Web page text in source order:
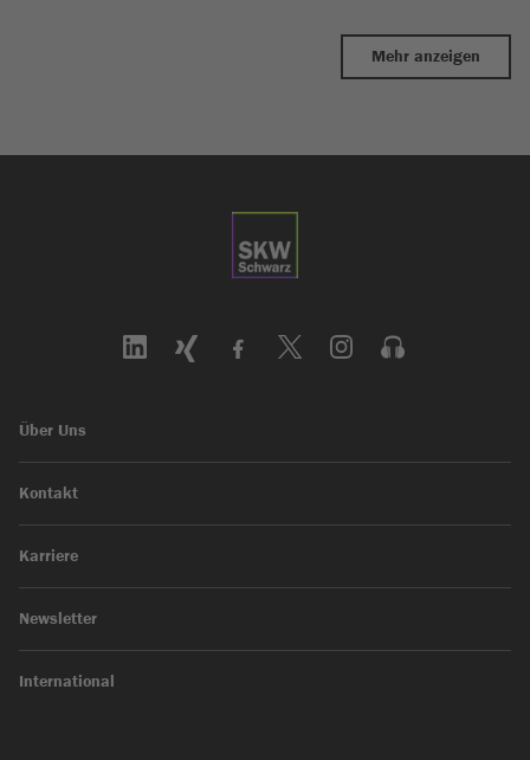
Mehr anzeigen
Über Uns
Kontakt
Karriere
Newsletter
International